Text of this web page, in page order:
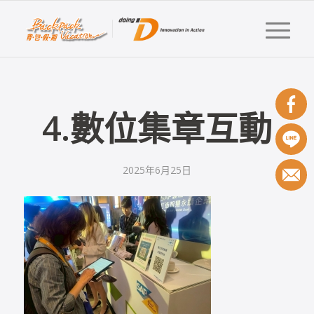
4.數位集章互動
2025年6月25日